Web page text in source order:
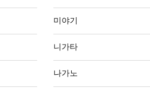
미야기
니가타
나가노